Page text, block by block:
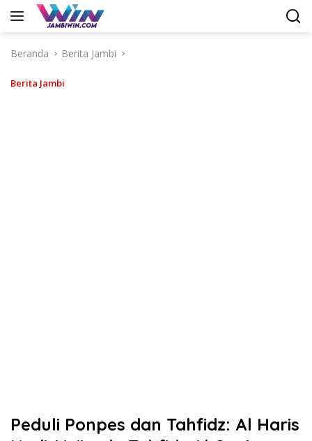
Langsung
Beranda
Berita Jambi
Berita Jambi
Peduli Ponpes dan Tahfidz: Al Haris